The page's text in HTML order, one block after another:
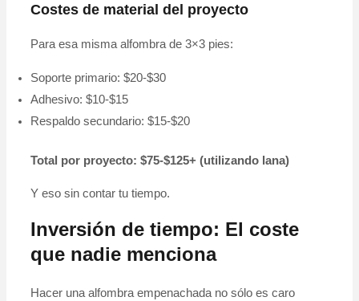
Costes de material del proyecto
Para esa misma alfombra de 3×3 pies:
Soporte primario: $20-$30
Adhesivo: $10-$15
Respaldo secundario: $15-$20
Total por proyecto: $75-$125+ (utilizando lana)
Y eso sin contar tu tiempo.
Inversión de tiempo: El coste
que nadie menciona
Hacer una alfombra empenachada no sólo es caro